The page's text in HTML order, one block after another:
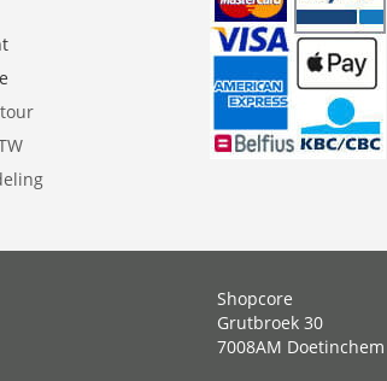
Shopcore
Grutbroek 30
7008AM Doetinchem